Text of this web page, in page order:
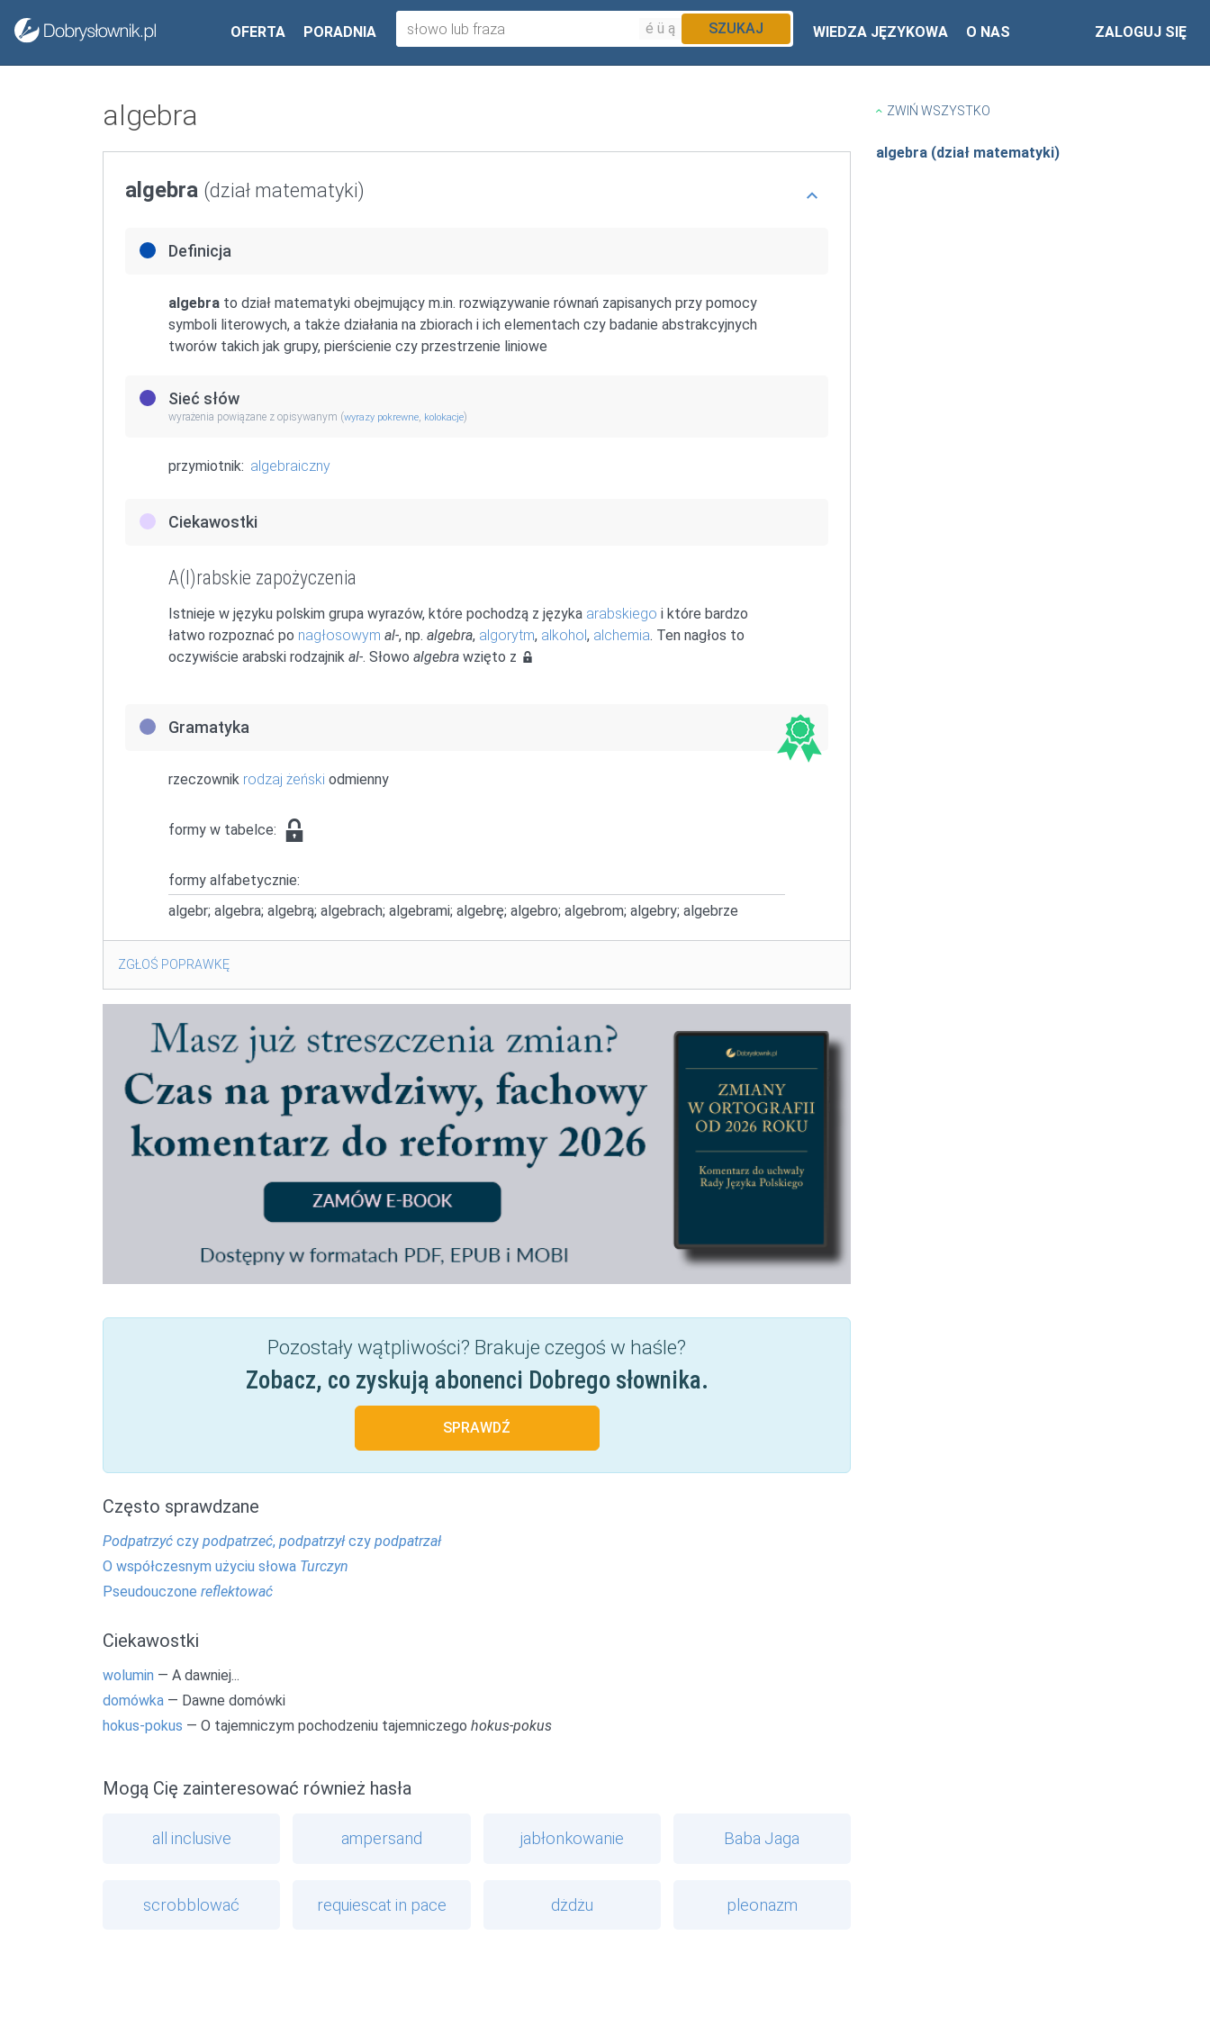
OFERTA PORADNIA é ü ą SZUKAJ WIEDZA JĘZYKOWA O NAS ZALOGUJ SIĘ
algebra
algebra (dział matematyki)
Definicja
algebra to dział matematyki obejmujący m.in. rozwiązywanie równań zapisanych przy pomocy
symboli literowych, a także działania na zbiorach i ich elementach czy badanie abstrakcyjnych
tworów takich jak grupy, pierścienie czy przestrzenie liniowe
Sieć słów
wyrażenia powiązane z opisywanym (wyrazy pokrewne, kolokacje)
przymiotnik: algebraiczny
Ciekawostki
A(l)rabskie zapożyczenia
Istnieje w języku polskim grupa wyrazów, które pochodzą z języka arabskiego i które bardzo
łatwo rozpoznać po nagłosowym al-, np. algebra, algorytm, alkohol, alchemia. Ten nagłos to
oczywiście arabski rodzajnik al-. Słowo algebra wzięto z
Gramatyka
rzeczownik rodzaj żeński odmienny
formy w tabelce:
formy alfabetycznie:
algebr; algebra; algebrą; algebrach; algebrami; algebrę; algebro; algebrom; algebry; algebrze
ZGŁOŚ POPRAWKĘ
Pozostały wątpliwości? Brakuje czegoś w haśle?
Zobacz, co zyskują abonenci Dobrego słownika.
SPRAWDŹ
Często sprawdzane
Podpatrzyć czy podpatrzeć, podpatrzyłczy podpatrzał
O współczesnym użyciu słowa Turczyn
Pseudouczone reflektować
Ciekawostki
wolumin — A dawniej...
domówka — Dawne domówki
hokus-pokus — O tajemniczym pochodzeniu tajemniczego hokus-pokus
Mogą Cię zainteresować również hasła
all inclusive ampersand jabłonkowanie Baba Jaga
scrobblować requiescat in pace dżdżu pleonazm
ZWIŃ WSZYSTKO
algebra (dział matematyki)